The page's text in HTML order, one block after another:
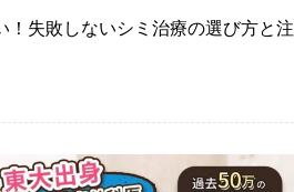
！失敗しないシミ治療の選び方と注